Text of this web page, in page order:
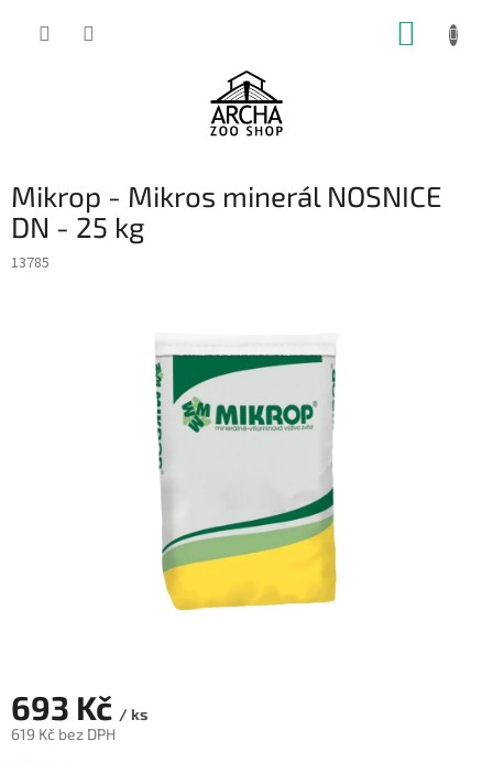
Mikrop - Mikros minerál NOSNICE
DN - 25 kg
13785
693 Kč / ks
619 Kč bez DPH